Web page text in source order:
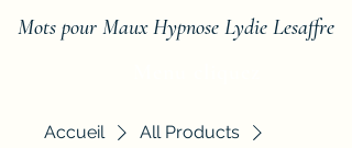
Mots pour Maux Hypnose Lydie Lesaffre
Accueil
All Products